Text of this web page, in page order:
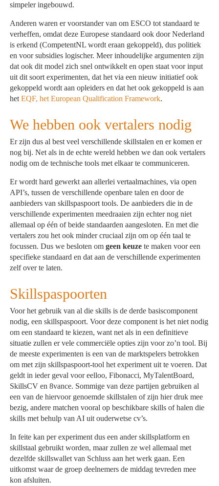
simpeler ingebouwd.
Anderen waren er voorstander van om ESCO tot standaard te
verheffen, omdat deze Europese standaard ook door Nederland
is erkend (CompetentNL wordt eraan gekoppeld), dus politiek
en voor subsidies logischer. Meer inhoudelijke argumenten zijn
dat ook dit model zich snel ontwikkelt en open staat voor input
uit dit soort experimenten, dat het via een nieuw initiatief ook
gekoppeld wordt aan opleiders en dat het ook gekoppeld is aan
hetEQF, het European Qualification Framework.
We hebben ook vertalers nodig
Er zijn dus al best veel verschillende skillstalen en er komen er
nog bij. Net als in de echte wereld hebben we dan ook vertalers
nodig om de technische tools met elkaar te communiceren.
Er wordt hard gewerkt aan allerlei vertaalmachines, via open
API’s, tussen de verschillende openbare talen en door de
aanbieders van skillspaspoort tools. De aanbieders die in de
verschillende experimenten meedraaien zijn echter nog niet
allemaal op één of beide standaarden aangesloten. En met die
vertalers zou het ook minder cruciaal zijn om op één taal te
focussen. Dus we besloten omgeen keuze te maken voor een
specifieke standaard en dat aan de verschillende experimenten
zelf over te laten.
Skillspaspoorten
Voor het gebruik van al die skills is de derde basiscomponent
nodig, een skillspaspoort. Voor deze component is het niet nodig
om een standaard te kiezen, want net als in een definitieve
situatie zullen er vele commerciële opties zijn voor zo’n tool. Bij
de meeste experimenten is een van de marktspelers betrokken
om met zijn skillspaspoort-tool het experiment uit te voeren. Dat
geldt in ieder geval voor eelloo, Fibonacci, MyTalentBoard,
SkillsCV en 8vance. Sommige van deze partijen gebruiken al
een van de hiervoor genoemde skillstalen of zijn hier druk mee
bezig, andere matchen vooral op beschikbare skills of halen die
skills met behulp van AI uit ouderwetse cv’s.
In feite kan per experiment dus een ander skillsplatform en
skillstaal gebruikt worden, maar zullen ze wel allemaal met
dezelfde skillswallet van Schluss aan het werk gaan. Een
uitkomst waar de groep deelnemers de middag tevreden mee
kon afsluiten.